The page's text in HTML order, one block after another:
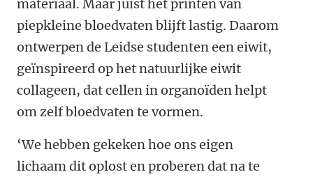
materiaal. Maar juist het printen van
piepkleine bloedvaten blijft lastig. Daarom
ontwerpen de Leidse studenten een eiwit,
geïnspireerd op het natuurlijke eiwit
collageen, dat cellen in organoïden helpt
om zelf bloedvaten te vormen.
‘We hebben gekeken hoe ons eigen
lichaam dit oplost en proberen dat na te